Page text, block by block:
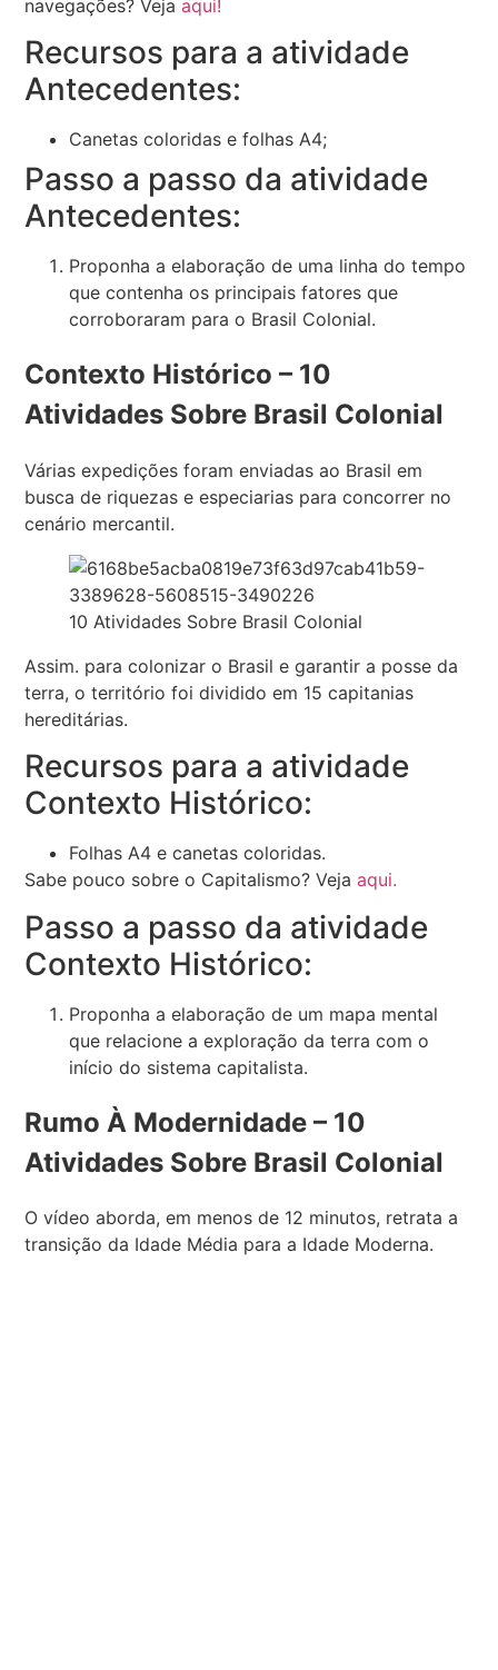
navegações? Vejaaqui!
Recursos para a atividade
Antecedentes:
Canetas coloridas e folhas A4;
Passo a passo da atividade
Antecedentes:
Proponha a elaboração de uma linha do tempo
que contenha os principais fatores que
corroboraram para o Brasil Colonial.
Contexto Histórico – 10
Atividades Sobre Brasil Colonial
Várias expedições foram enviadas ao Brasil em
busca de riquezas e especiarias para concorrer no
cenário mercantil.
10 Atividades Sobre Brasil Colonial
Assim. para colonizar o Brasil e garantir a posse da
terra, o território foi dividido em 15 capitanias
hereditárias.
Recursos para a atividade
Contexto Histórico:
Folhas A4 e canetas coloridas.
Sabe pouco sobre o Capitalismo? Vejaaqui.
Passo a passo da atividade
Contexto Histórico:
Proponha a elaboração de um mapa mental
que relacione a exploração da terra com o
início do sistema capitalista.
Rumo À Modernidade – 10
Atividades Sobre Brasil Colonial
O vídeo aborda, em menos de 12 minutos, retrata a
transição da Idade Média para a Idade Moderna.